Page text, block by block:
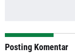
Posting Komentar